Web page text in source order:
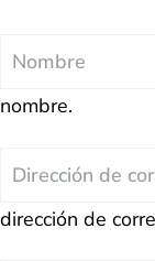
Nombre
nombre.
Correo
dirección de